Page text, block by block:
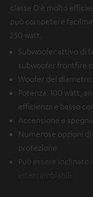
classe D è molto
può competere
250 watt.
Subwoofer attivo di
subwoofer frontfire
Woofer del diametro
Potenza: 100 watt,
efficienza e basso
Accensione e
Numerose opzioni
protezione
Può essere